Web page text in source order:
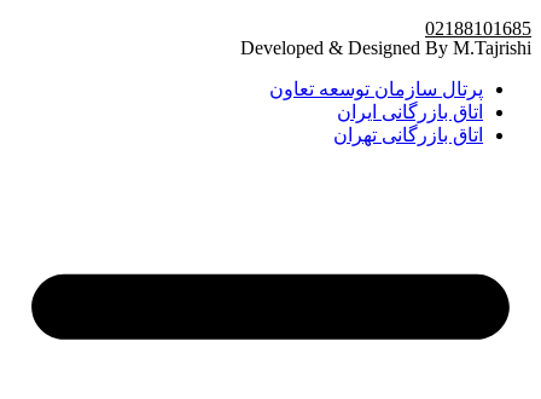
02188101685
Developed & Designed By M.Tajrishi
پرتال سازمان توسعه تعاون
اتاق بازرگانی ایران
اتاق بازرگانی تهران